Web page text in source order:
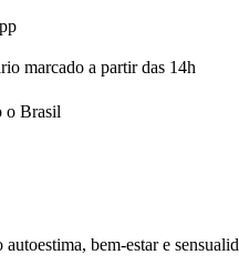
marcado a partir das 14h
o Brasil
bem-estar e